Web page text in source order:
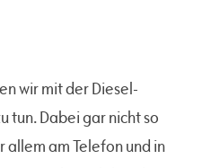
wir mit der Diesel-
tun. Dabei gar nicht so
allem am Telefon und in